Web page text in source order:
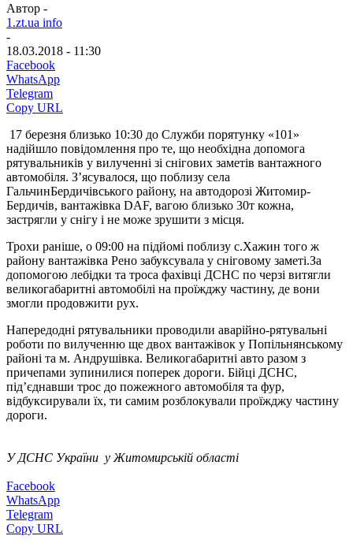
Автор -
1.zt.ua info
-
18.03.2018 - 11:30
Facebook
WhatsApp
Telegram
Copy URL
17 березня близько 10:30 до Служби порятунку «101»
надійшло повідомлення про те, що необхідна допомога
рятувальників у вилученні зі снігових заметів вантажного
автомобіля. З’ясувалося, що поблизу села
ГальчинБердичівського району, на автодорозі Житомир-
Бердичів, вантажівка DAF, вагою близько 30т кожна,
застрягли у снігу і не може зрушити з місця.
Трохи раніше, о 09:00 на підйомі поблизу с.Хажин того ж
району вантажівка Рено забуксувала у сніговому заметі.За
допомогою лебідки та троса фахівці ДСНС по черзі витягли
великогабаритні автомобілі на проїжджу частину, де вони
змогли продовжити рух.
Напередодні рятувальники проводили аварійно-рятувальні
роботи по вилученню ще двох вантажівок у Попільнянському
районі та м. Андрушівка. Великогабаритні авто разом з
причепами зупинилися поперек дороги. Бійці ДСНС,
під’єднавши трос до пожежного автомобіля та фур,
відбуксирували їх, ти самим розблокували проїжджу частину
дороги.
У ДСНС України у Житомирській області
Facebook
WhatsApp
Telegram
Copy URL